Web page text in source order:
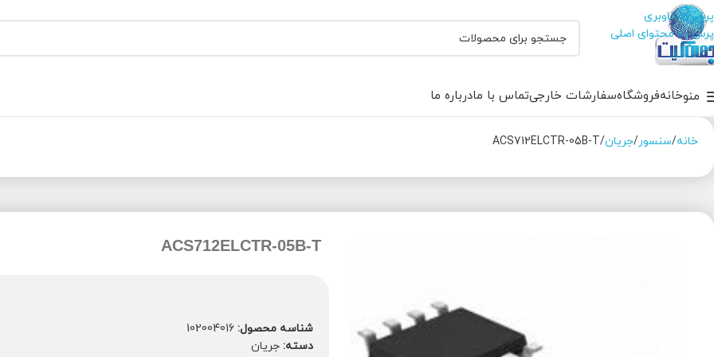
پرش به ناوبری
پرش به محتوای اصلی
منوخانهفروشگاهسفارشات خارجیتماس با مادرباره ما
خانه سنسور جریان ACS712ELCTR-05B-T
ACS712ELCTR-05B-T
شناسه محصول:102004016
دسته: جریان